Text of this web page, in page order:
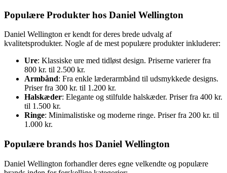
Populære Produkter hos Daniel Wellington
Daniel Wellington er kendt for deres brede udvalg af
kvalitetsprodukter. Nogle af de mest populære produkter inkluderer:
Ure: Klassiske ure med tidløst design. Priserne varierer fra
800 kr. til 2.500 kr.
Armbånd: Fra enkle læderarmbånd til udsmykkede designs.
Priser fra 300 kr. til 1.200 kr.
Halskæder: Elegante og stilfulde halskæder. Priser fra 400 kr.
til 1.500 kr.
Ringe: Minimalistiske og moderne ringe. Priser fra 200 kr. til
1.000 kr.
Populære brands hos Daniel Wellington
Daniel Wellington forhandler deres egne velkendte og populære